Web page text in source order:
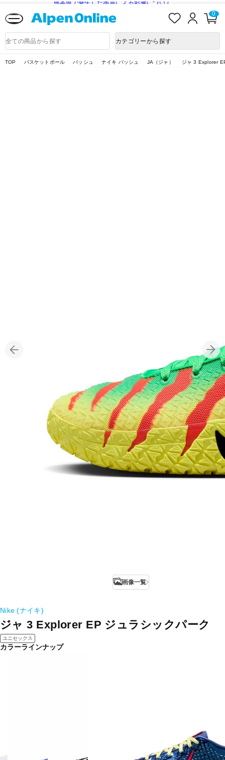
熊本県で発生した地震による影響について
入
ロ
ン
0
品
検
カテゴリーから探す
TOP バスケットボール バッシュ ナイキ バッシュ JA（ジャ） ジャ 3 Explorer
画像一覧
Nike (ナイキ)
ジャ 3 Explorer EP ジュラシックパーク
ユニセックス
カラーラインナップ